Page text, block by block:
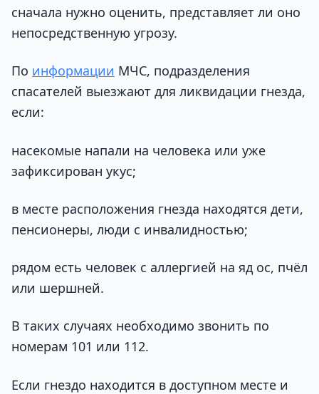
сначала нужно оценить, представляет ли оно
непосредственную угрозу.
По информации МЧС, подразделения
спасателей выезжают для ликвидации гнезда,
если:
насекомые напали на человека или уже
зафиксирован укус;
в месте расположения гнезда находятся дети,
пенсионеры, люди с инвалидностью;
рядом есть человек с аллергией на яд ос, пчёл
или шершней.
В таких случаях необходимо звонить по
номерам 101 или 112.
Если гнездо находится в доступном месте и